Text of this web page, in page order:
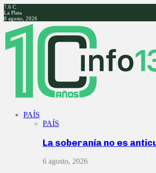
7.6 C
La Plata
8 agosto, 2026
Facebook
Twitter
Instagram
Youtube
PAÍS
PAÍS
La soberanía no es
6 agosto, 2026